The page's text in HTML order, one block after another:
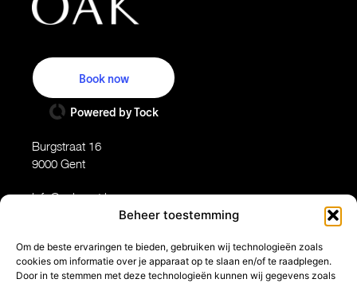
Beheer toestemming
Om de beste ervaringen te bieden, gebruiken wij technologieën zoals
cookies om informatie over je apparaat op te slaan en/of te raadplegen.
Door in te stemmen met deze technologieën kunnen wij gegevens zoals
Book now
Powered by Tock
Burgstraat 16
9000 Gent
info@oakgent.be
Di-Vr:12-13.30 / 19-22
Za, Zo, Ma: gesloten